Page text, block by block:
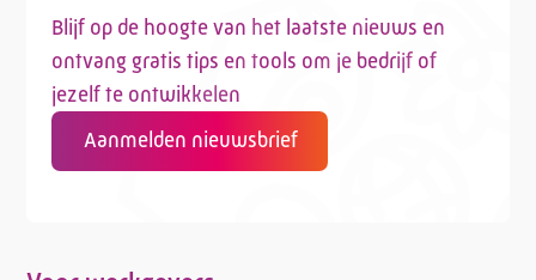
Blijf op de hoogte van het laatste nieuws en
ontvang gratis tips en tools om je bedrijf of
jezelf te ontwikkelen
Aanmelden nieuwsbrief